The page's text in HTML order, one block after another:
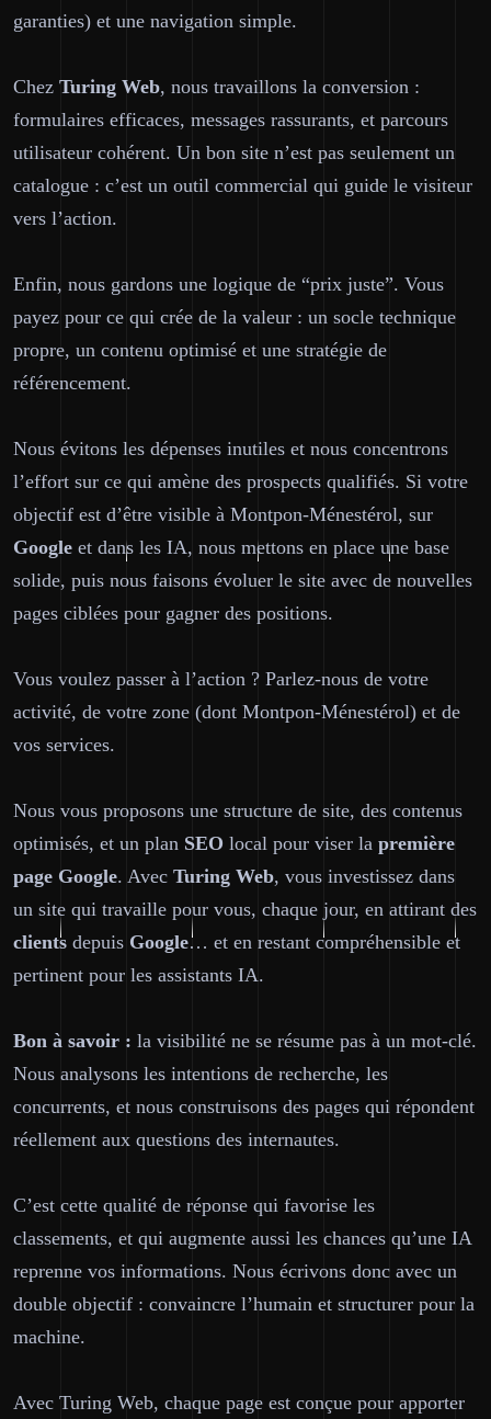
garanties) et une navigation simple.
Chez Turing Web, nous travaillons la conversion :
formulaires efficaces, messages rassurants, et parcours
utilisateur cohérent. Un bon site n’est pas seulement un
catalogue : c’est un outil commercial qui guide le visiteur
vers l’action.
Enfin, nous gardons une logique de “prix juste”. Vous
payez pour ce qui crée de la valeur : un socle technique
propre, un contenu optimisé et une stratégie de
référencement.
Nous évitons les dépenses inutiles et nous concentrons
l’effort sur ce qui amène des prospects qualifiés. Si votre
objectif est d’être visible à Montpon-Ménestérol, sur
Google et dans les IA, nous mettons en place une base
solide, puis nous faisons évoluer le site avec de nouvelles
pages ciblées pour gagner des positions.
Vous voulez passer à l’action ? Parlez-nous de votre
activité, de votre zone (dont Montpon-Ménestérol) et de
vos services.
Nous vous proposons une structure de site, des contenus
optimisés, et un plan SEO local pour viser la première
page Google. Avec Turing Web, vous investissez dans
un site qui travaille pour vous, chaque jour, en attirant des
clients depuis Google… et en restant compréhensible et
pertinent pour les assistants IA.
Bon à savoir : la visibilité ne se résume pas à un mot-clé.
Nous analysons les intentions de recherche, les
concurrents, et nous construisons des pages qui répondent
réellement aux questions des internautes.
C’est cette qualité de réponse qui favorise les
classements, et qui augmente aussi les chances qu’une IA
reprenne vos informations. Nous écrivons donc avec un
double objectif : convaincre l’humain et structurer pour la
machine.
Avec Turing Web, chaque page est conçue pour apporter